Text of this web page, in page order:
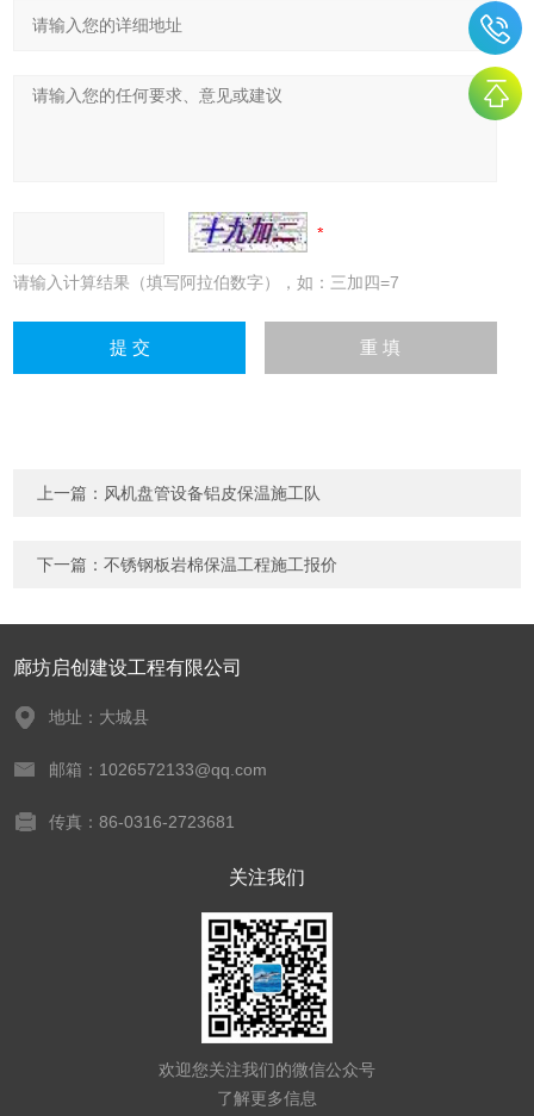
请输入计算结果（填写阿拉伯数字），如：三加四=7
上一篇： 风机盘管设备铝皮保温施工队
下一篇：不锈钢板岩棉保温工程施工报价
廊坊启创建设工程有限公司
地址：大城县
邮箱：1026572133@qq.com
传真：86-0316-2723681
关注我们
欢迎您关注我们的微信公众号
了解更多信息